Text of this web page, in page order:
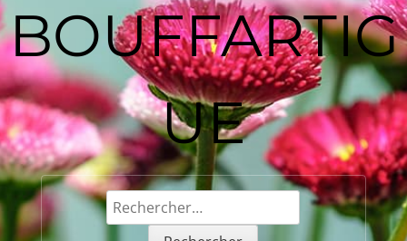
BOUFFARTIG
UE
Rechercher :